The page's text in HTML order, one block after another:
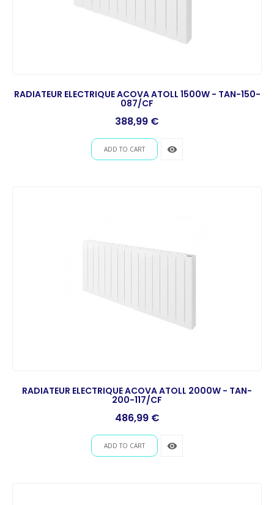
RADIATEUR ELECTRIQUE ACOVA ATOLL 1500W - TAN-150-
087/CF
Prix
388,99 €
ADD TO CART remove_red_eye
RADIATEUR ELECTRIQUE ACOVA ATOLL 2000W - TAN-
200-117/CF
Prix
486,99 €
ADD TO CART remove_red_eye